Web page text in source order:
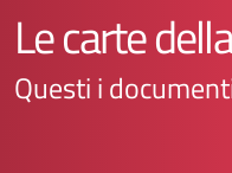
Le carte
Questi i